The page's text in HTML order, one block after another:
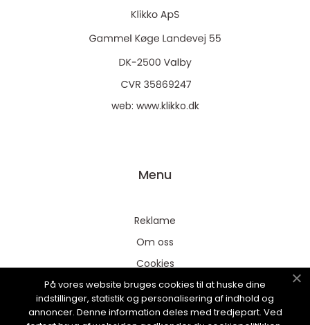
web: www.klikko.dk
Menu
Reklame
Om oss
Cookies
Kontakt Oss
Sitemap
På vores website bruges cookies til at huske dine
indstillinger, statistik og personalisering af indhold og
annoncer. Denne information deles med tredjepart. Ved